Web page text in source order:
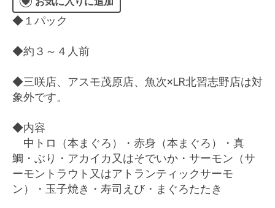
◆１パック
◆約３～４人前
◆三咲店、アスモ茂原店、魚次×LR北習志野店は対
象外です。
◆内容
中トロ（本まぐろ）・赤身（本まぐろ）・真
鯛・ぶり・アカイカ又はそでいか・サーモン（サ
ーモントラウト又はアトランティックサーモ
ン）・玉子焼き・寿司えび・まぐろたたき